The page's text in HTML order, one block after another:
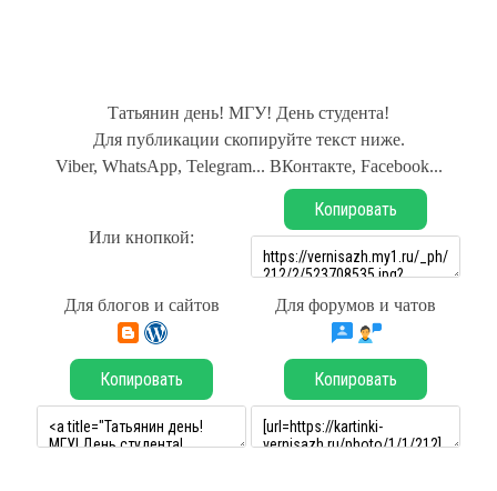
Татьянин день! МГУ! День студента!
Для публикации скопируйте текст ниже.
Viber, WhatsApp, Telegram... ВКонтакте, Facebook...
Или кнопкой:
Копировать
Для блогов и сайтов Для форумов и чатов
Копировать Копировать